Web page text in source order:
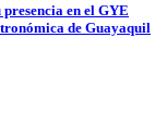
en el GYE
de Guayaquil